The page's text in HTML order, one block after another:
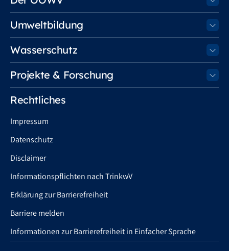
Umweltbildung
Wasserschutz
Projekte & Forschung
Rechtliches
Impressum
Datenschutz
Disclaimer
Informationspflichten nach TrinkwV
Erklärung zur Barrierefreiheit
Barriere melden
Informationen zur Barrierefreiheit in Einfacher Sprache